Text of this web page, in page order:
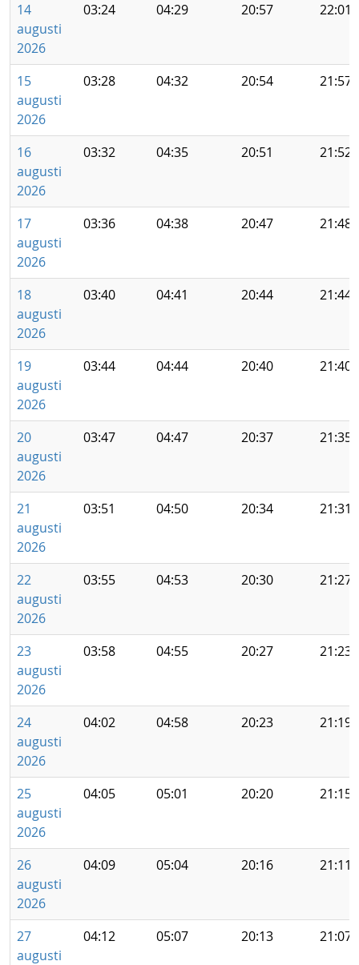
14
augusti
2026
03:24 04:29 20:57 22:01
15
augusti
2026
03:28 04:32 20:54 21:57
16
augusti
2026
03:32 04:35 20:51 21:52
17
augusti
2026
03:36 04:38 20:47 21:48
18
augusti
2026
03:40 04:41 20:44 21:44
19
augusti
2026
03:44 04:44 20:40 21:40
20
augusti
2026
03:47 04:47 20:37 21:35
21
augusti
2026
03:51 04:50 20:34 21:31
22
augusti
2026
03:55 04:53 20:30 21:27
23
augusti
2026
03:58 04:55 20:27 21:23
24
augusti
2026
04:02 04:58 20:23 21:19
25
augusti
2026
04:05 05:01 20:20 21:15
26
augusti
2026
04:09 05:04 20:16 21:11
27
augusti
04:12 05:07 20:13 21:07